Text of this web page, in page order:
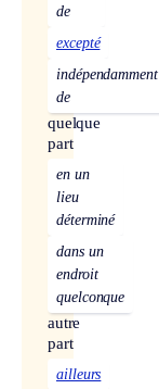
de
excepté
indépendamment
de
quelque
part
en un
lieu
déterminé
dans un
endroit
quelconque
autre
part
ailleurs